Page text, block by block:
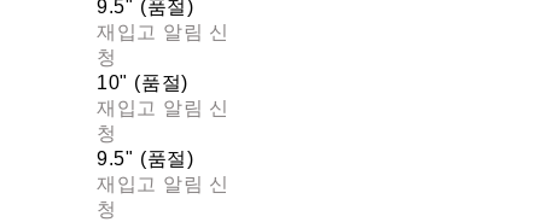
9.5" (품절)
재입고 알림 신
청
10" (품절)
재입고 알림 신
청
9.5" (품절)
재입고 알림 신
청